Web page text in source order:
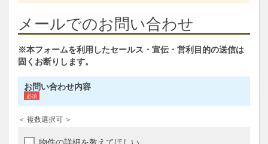
メールでのお問い合わせ
※本フォームを利用したセールス・宣伝・営利目的の送信は
固くお断りします。
お問い合わせ内容
＜ 複数選択可 ＞